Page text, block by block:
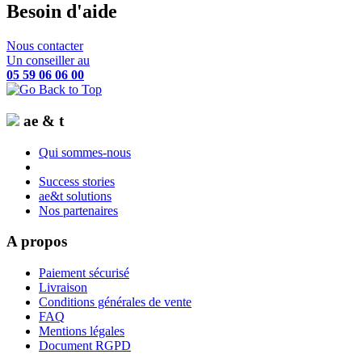
Besoin d'aide
Nous contacter
Un conseiller au
05 59 06 06 00
ae & t
Qui sommes-nous
Success stories
ae&t solutions
Nos partenaires
A propos
Paiement sécurisé
Livraison
Conditions générales de vente
FAQ
Mentions légales
Document RGPD